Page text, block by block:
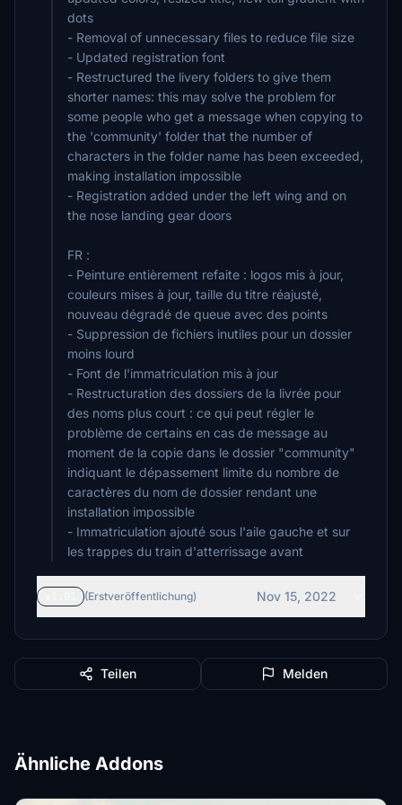
dots
- Removal of unnecessary files to reduce file size
- Updated registration font
- Restructured the livery folders to give them
shorter names: this may solve the problem for
some people who get a message when copying to
the 'community' folder that the number of
characters in the folder name has been exceeded,
making installation impossible
- Registration added under the left wing and on
the nose landing gear doors
FR :
- Peinture entièrement refaite : logos mis à jour,
couleurs mises à jour, taille du titre réajusté,
nouveau dégradé de queue avec des points
- Suppression de fichiers inutiles pour un dossier
moins lourd
- Font de l'immatriculation mis à jour
- Restructuration des dossiers de la livrée pour
des noms plus court : ce qui peut régler le
problème de certains en cas de message au
moment de la copie dans le dossier "community"
indiquant le dépassement limite du nombre de
caractères du nom de dossier rendant une
installation impossible
- Immatriculation ajouté sous l'aile gauche et sur
les trappes du train d'atterrissage avant
(Erstveröffentlichung) Nov 15, 2022
Teilen Melden
Ähnliche Addons